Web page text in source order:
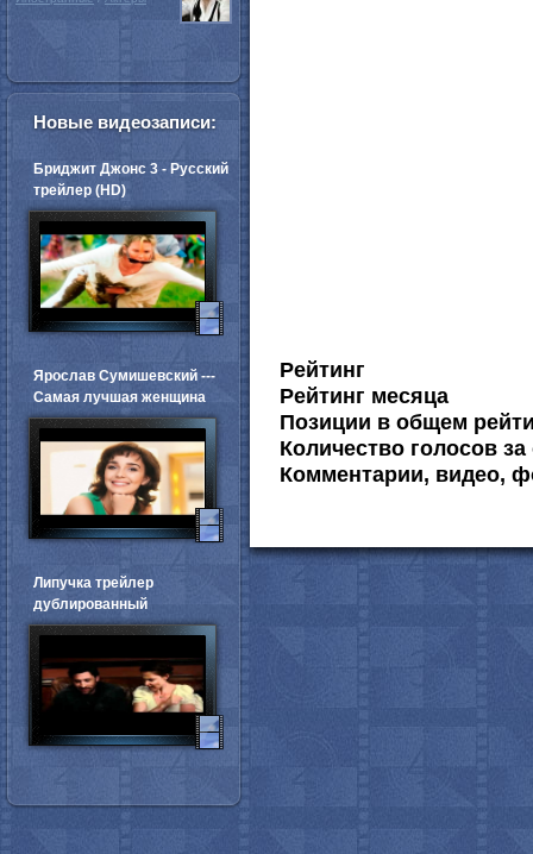
Рейтинг
Рейтинг месяца
Позиции в общем
Количество голосов за
Комментарии, видео,
Новые видеозаписи:
Бриджит Джонс 3 - Русский
трейлер (HD)
Ярослав Сумишевский ---
Самая лучшая женщина
Липучка трейлер
дублированный